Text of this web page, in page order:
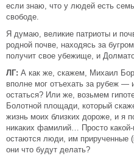
если знаю, что у людей есть
свободе.
Я думаю, великие патриоты и
родной почве, находясь за
получит свое убежище, и
ЛГ: А как же, скажем, Михаил
вполне мог отъехать за рубеж
остаться? Или же, возьмем
Болотной площади, который
жизнь моих близких дороже, и я
никаких фамилий… Просто
остаются люди, им прирученные
они что будут делать?